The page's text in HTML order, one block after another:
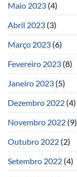
Maio 2023 (4)
Abril 2023 (3)
Março 2023 (6)
Fevereiro 2023 (8)
Janeiro 2023 (5)
Dezembro 2022 (4)
Novembro 2022 (9)
Outubro 2022 (2)
Setembro 2022 (4)